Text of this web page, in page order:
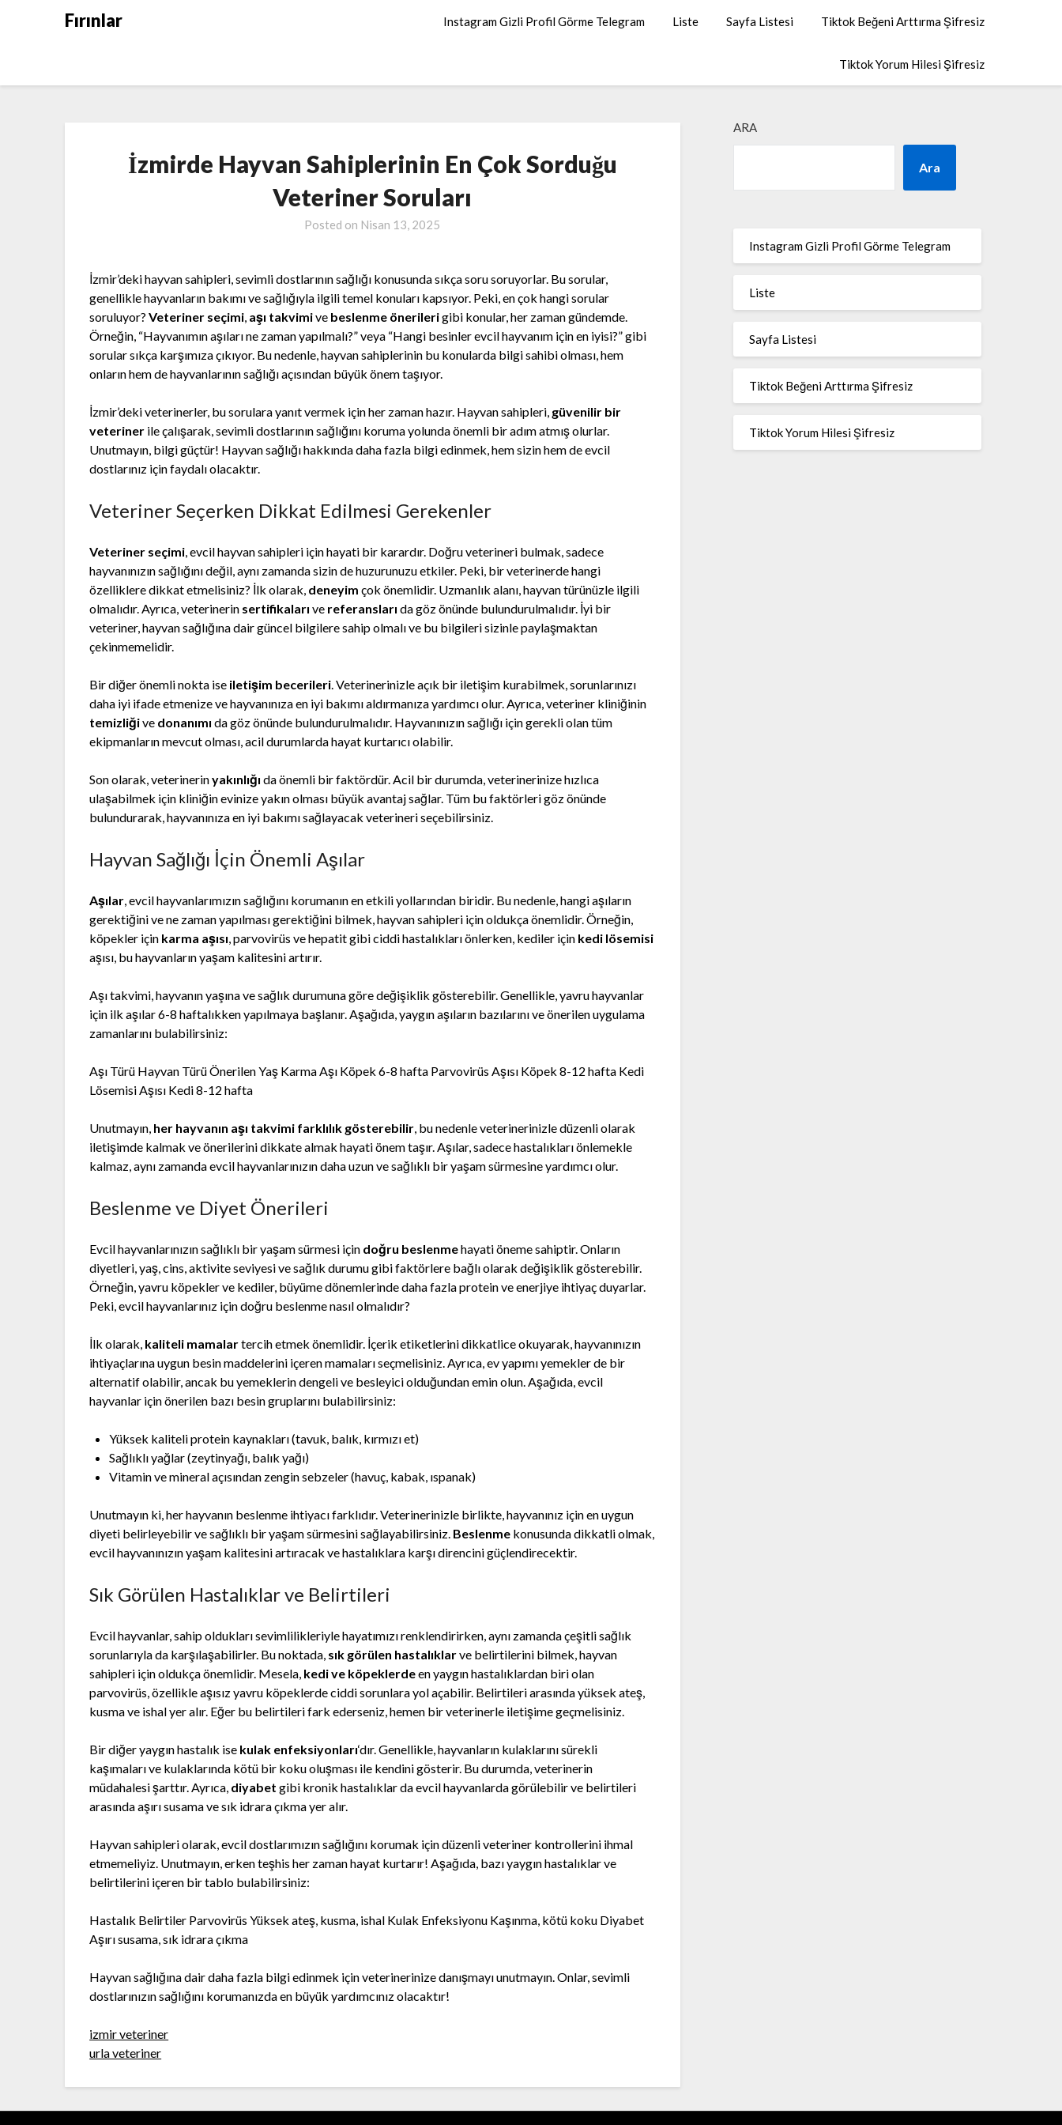
Fırınlar Instagram Gizli Profil Görme Telegram Liste Sayfa Listesi Tiktok Beğeni Arttırma Şifresiz
Tiktok Yorum Hilesi Şifresiz
İzmirde Hayvan Sahiplerinin En Çok Sorduğu
Veteriner Soruları
Posted on Nisan 13, 2025
İzmir’deki hayvan sahipleri, sevimli dostlarının sağlığı konusunda sıkça soru soruyorlar. Bu sorular,
genellikle hayvanların bakımı ve sağlığıyla ilgili temel konuları kapsıyor. Peki, en çok hangi sorular
soruluyor?Veteriner seçimi, aşı takvimive beslenme önerilerigibi konular, her zaman gündemde.
Örneğin, “Hayvanımın aşıları ne zaman yapılmalı?” veya “Hangi besinler evcil hayvanım için en iyisi?” gibi
sorular sıkça karşımıza çıkıyor. Bu nedenle, hayvan sahiplerinin bu konularda bilgi sahibi olması, hem
onların hem de hayvanlarının sağlığı açısından büyük önem taşıyor.
İzmir’deki veterinerler, bu sorulara yanıt vermek için her zaman hazır. Hayvan sahipleri, güvenilir bir
veteriner ile çalışarak, sevimli dostlarının sağlığını koruma yolunda önemli bir adım atmış olurlar.
Unutmayın, bilgi güçtür! Hayvan sağlığı hakkında daha fazla bilgi edinmek, hem sizin hem de evcil
dostlarınız için faydalı olacaktır.
Veteriner Seçerken Dikkat Edilmesi Gerekenler
Veteriner seçimi, evcil hayvan sahipleri için hayati bir karardır. Doğru veterineri bulmak, sadece
hayvanınızın sağlığını değil, aynı zamanda sizin de huzurunuzu etkiler. Peki, bir veterinerde hangi
özelliklere dikkat etmelisiniz? İlk olarak, deneyim çok önemlidir. Uzmanlık alanı, hayvan türünüzle ilgili
olmalıdır. Ayrıca, veterinerin sertifikaları ve referansları da göz önünde bulundurulmalıdır. İyi bir
veteriner, hayvan sağlığına dair güncel bilgilere sahip olmalı ve bu bilgileri sizinle paylaşmaktan
çekinmemelidir.
Bir diğer önemli nokta ise iletişim becerileri. Veterinerinizle açık bir iletişim kurabilmek, sorunlarınızı
daha iyi ifade etmenize ve hayvanınıza en iyi bakımı aldırmanıza yardımcı olur. Ayrıca, veteriner kliniğinin
temizliğive donanımı da göz önünde bulundurulmalıdır. Hayvanınızın sağlığı için gerekli olan tüm
ekipmanların mevcut olması, acil durumlarda hayat kurtarıcı olabilir.
Son olarak, veterinerinyakınlığı da önemli bir faktördür. Acil bir durumda, veterinerinize hızlıca
ulaşabilmek için kliniğin evinize yakın olması büyük avantaj sağlar. Tüm bu faktörleri göz önünde
bulundurarak, hayvanınıza en iyi bakımı sağlayacak veterineri seçebilirsiniz.
Hayvan Sağlığı İçin Önemli Aşılar
Aşılar, evcil hayvanlarımızın sağlığını korumanın en etkili yollarından biridir. Bu nedenle, hangi aşıların
gerektiğini ve ne zaman yapılması gerektiğini bilmek, hayvan sahipleri için oldukça önemlidir. Örneğin,
köpekler için karma aşısı, parvovirüs ve hepatit gibi ciddi hastalıkları önlerken, kediler için kedi lösemisi
aşısı, bu hayvanların yaşam kalitesini artırır.
Aşı takvimi, hayvanın yaşına ve sağlık durumuna göre değişiklik gösterebilir. Genellikle, yavru hayvanlar
için ilk aşılar 6-8 haftalıkken yapılmaya başlanır. Aşağıda, yaygın aşıların bazılarını ve önerilen uygulama
zamanlarını bulabilirsiniz:
Aşı Türü Hayvan Türü Önerilen Yaş Karma Aşı Köpek 6-8 hafta Parvovirüs Aşısı Köpek 8-12 hafta Kedi
Lösemisi Aşısı Kedi 8-12 hafta
Unutmayın, her hayvanın aşı takvimi farklılık gösterebilir, bu nedenle veterinerinizle düzenli olarak
iletişimde kalmak ve önerilerini dikkate almak hayati önem taşır. Aşılar, sadece hastalıkları önlemekle
kalmaz, aynı zamanda evcil hayvanlarınızın daha uzun ve sağlıklı bir yaşam sürmesine yardımcı olur.
Beslenme ve Diyet Önerileri
Evcil hayvanlarınızın sağlıklı bir yaşam sürmesi için doğru beslenmehayati öneme sahiptir. Onların
diyetleri, yaş, cins, aktivite seviyesi ve sağlık durumu gibi faktörlere bağlı olarak değişiklik gösterebilir.
Örneğin, yavru köpekler ve kediler, büyüme dönemlerinde daha fazla protein ve enerjiye ihtiyaç duyarlar.
Peki, evcil hayvanlarınız için doğru beslenme nasıl olmalıdır?
İlk olarak, kaliteli mamalartercih etmek önemlidir. İçerik etiketlerini dikkatlice okuyarak, hayvanınızın
ihtiyaçlarına uygun besin maddelerini içeren mamaları seçmelisiniz. Ayrıca, ev yapımı yemekler de bir
alternatif olabilir, ancak bu yemeklerin dengeli ve besleyici olduğundan emin olun. Aşağıda, evcil
hayvanlar için önerilen bazı besin gruplarını bulabilirsiniz:
Yüksek kaliteli protein kaynakları (tavuk, balık, kırmızı et)
Sağlıklı yağlar (zeytinyağı, balık yağı)
Vitamin ve mineral açısından zengin sebzeler (havuç, kabak, ıspanak)
Unutmayın ki, her hayvanın beslenme ihtiyacı farklıdır. Veterinerinizle birlikte, hayvanınız için en uygun
diyeti belirleyebilir ve sağlıklı bir yaşam sürmesini sağlayabilirsiniz. Beslenme konusunda dikkatli olmak,
evcil hayvanınızın yaşam kalitesini artıracak ve hastalıklara karşı direncini güçlendirecektir.
Sık Görülen Hastalıklar ve Belirtileri
Evcil hayvanlar, sahip oldukları sevimlilikleriyle hayatımızı renklendirirken, aynı zamanda çeşitli sağlık
sorunlarıyla da karşılaşabilirler. Bu noktada, sık görülen hastalıklarve belirtilerini bilmek, hayvan
sahipleri için oldukça önemlidir. Mesela, kedi ve köpeklerdeen yaygın hastalıklardan biri olan
parvovirüs, özellikle aşısız yavru köpeklerde ciddi sorunlara yol açabilir. Belirtileri arasında yüksek ateş,
kusma ve ishal yer alır. Eğer bu belirtileri fark ederseniz, hemen bir veterinerle iletişime geçmelisiniz.
Bir diğer yaygın hastalık ise kulak enfeksiyonları‘dır. Genellikle, hayvanların kulaklarını sürekli
kaşımaları ve kulaklarında kötü bir koku oluşması ile kendini gösterir. Bu durumda, veterinerin
müdahalesi şarttır. Ayrıca, diyabet gibi kronik hastalıklar da evcil hayvanlarda görülebilir ve belirtileri
arasında aşırı susama ve sık idrara çıkma yer alır.
Hayvan sahipleri olarak, evcil dostlarımızın sağlığını korumak için düzenli veteriner kontrollerini ihmal
etmemeliyiz. Unutmayın, erken teşhis her zaman hayat kurtarır! Aşağıda, bazı yaygın hastalıklar ve
belirtilerini içeren bir tablo bulabilirsiniz:
Hastalık Belirtiler Parvovirüs Yüksek ateş, kusma, ishal Kulak Enfeksiyonu Kaşınma, kötü koku Diyabet
Aşırı susama, sık idrara çıkma
Hayvan sağlığına dair daha fazla bilgi edinmek için veterinerinize danışmayı unutmayın. Onlar, sevimli
dostlarınızın sağlığını korumanızda en büyük yardımcınız olacaktır!
izmir veteriner
urla veteriner
ARA
Ara
Instagram Gizli Profil Görme Telegram
Liste
Sayfa Listesi
Tiktok Beğeni Arttırma Şifresiz
Tiktok Yorum Hilesi Şifresiz